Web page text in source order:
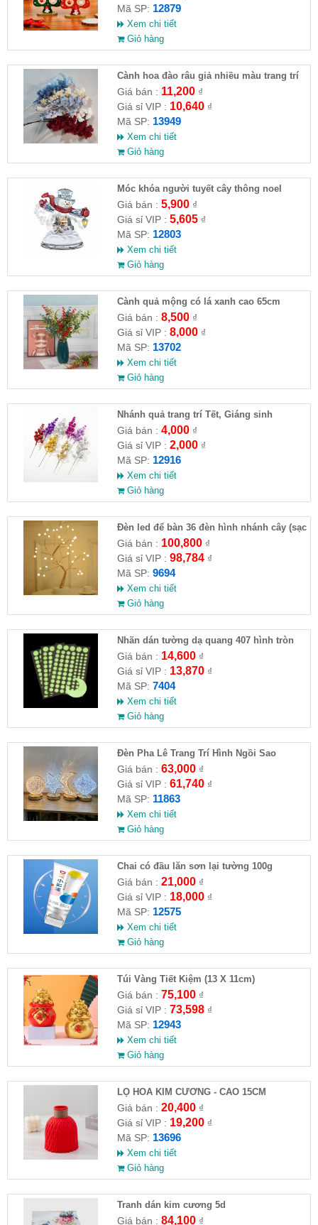
Mã SP: 12879
Xem chi tiết
Giỏ hàng
Cành hoa đào râu giả nhiều màu trang trí
Giá bán : 11,200₫
Giá sỉ VIP : 10,640₫
Mã SP: 13949
Xem chi tiết
Giỏ hàng
Móc khóa người tuyết cây thông noel
Giá bán : 5,900₫
Giá sỉ VIP : 5,605₫
Mã SP: 12803
Xem chi tiết
Giỏ hàng
Cành quả mộng có lá xanh cao 65cm
Giá bán : 8,500₫
Giá sỉ VIP : 8,000₫
Mã SP: 13702
Xem chi tiết
Giỏ hàng
Nhánh quả trang trí Tết, Giáng sinh
Giá bán : 4,000₫
Giá sỉ VIP : 2,000₫
Mã SP: 12916
Xem chi tiết
Giỏ hàng
Đèn led để bàn 36 đèn hình nhánh cây (sạc
usb)
Giá bán : 100,800₫
Giá sỉ VIP : 98,784₫
Mã SP: 9694
Xem chi tiết
Giỏ hàng
Nhãn dán tường dạ quang 407 hình tròn
Giá bán : 14,600₫
Giá sỉ VIP : 13,870₫
Mã SP: 7404
Xem chi tiết
Giỏ hàng
Đèn Pha Lê Trang Trí Hình Ngồi Sao
Giá bán : 63,000₫
Giá sỉ VIP : 61,740₫
Mã SP: 11863
Xem chi tiết
Giỏ hàng
Chai có đầu lăn sơn lại tường 100g
Giá bán : 21,000₫
Giá sỉ VIP : 18,000₫
Mã SP: 12575
Xem chi tiết
Giỏ hàng
Túi Vàng Tiết Kiệm (13 X 11cm)
Giá bán : 75,100₫
Giá sỉ VIP : 73,598₫
Mã SP: 12943
Xem chi tiết
Giỏ hàng
LỌ HOA KIM CƯƠNG - CAO 15CM
Giá bán : 20,400₫
Giá sỉ VIP : 19,200₫
Mã SP: 13696
Xem chi tiết
Giỏ hàng
Tranh dán kim cương 5d
Giá bán : 84,100₫